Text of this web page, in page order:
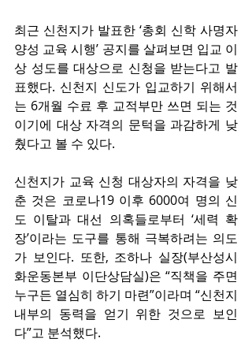
최근 신천지가 발표한 ‘총회 신학 사명자
양성 교육 시행’ 공지를 살펴보면 입교 이
상 성도를 대상으로 신청을 받는다고 발
표했다. 신천지 신도가 입교하기 위해서
는 6개월 수료 후 교적부만 쓰면 되는 것
이기에 대상 자격의 문턱을 과감하게 낮
췄다고 볼 수 있다.
신천지가 교육 신청 대상자의 자격을 낮
춘 것은 코로나19 이후 6000여 명의 신
도 이탈과 대선 의혹들로부터 ‘세력 확
장’이라는 도구를 통해 극복하려는 의도
가 보인다. 또한, 조하나 실장(부산성시
화운동본부 이단상담실)은 “직책을 주면
누구든 열심히 하기 마련”이라며 “신천지
내부의 동력을 얻기 위한 것으로 보인
다”고 분석했다.